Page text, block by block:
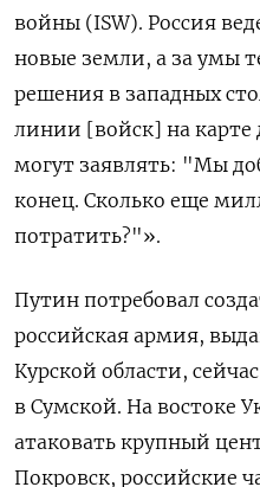
войны (ISW). Россия
новые земли, а за умы
решения в западных
линии [войск] на карте
могут заявлять: "Мы
конец. Сколько еще
потратить?"».
Путин потребовал
российская армия,
Курской области,
в Сумской. На востоке
атаковать крупный
Покровск, российские